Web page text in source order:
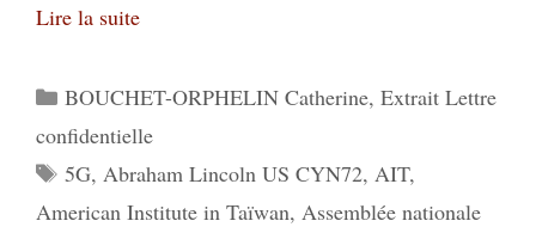
Lire la suite
Catégories
BOUCHET-ORPHELIN Catherine, Extrait Lettre
confidentielle
Étiquettes
5G, Abraham Lincoln US CYN72, AIT,
American Institute in Taïwan, Assemblée nationale